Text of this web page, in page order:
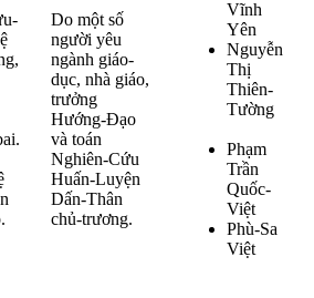
Do một số
người yêu
ngành giáo-
dục, nhà giáo,
trưởng
Hướng-Đạo
và toán
Nghiên-Cứu
Huấn-Luyện
Dấn-Thân
chủ-trương.
Vĩnh
Yên
Nguyễn
Thị
Thiên-
Tường
Phạm
Trần
Quốc-
Việt
Phù-Sa
Việt